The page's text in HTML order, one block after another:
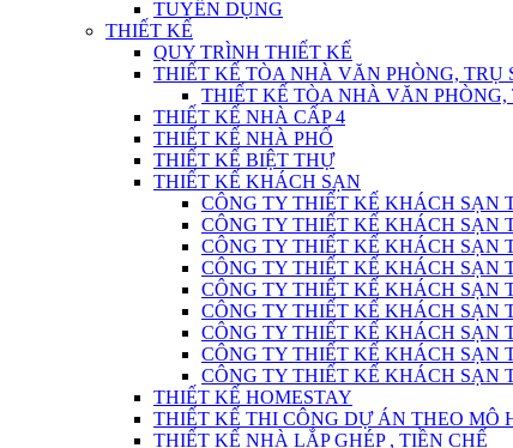
TUYỂN DỤNG
THIẾT KẾ
QUY TRÌNH THIẾT KẾ
THIẾT KẾ TÒA NHÀ VĂN PHÒNG, TRỤ
THIẾT KẾ TÒA NHÀ VĂN PHÒNG,
THIẾT KẾ NHÀ CẤP 4
THIẾT KẾ NHÀ PHỐ
THIẾT KẾ BIỆT THỰ
THIẾT KẾ KHÁCH SẠN
CÔNG TY THIẾT KẾ KHÁCH SẠN
CÔNG TY THIẾT KẾ KHÁCH SẠN
CÔNG TY THIẾT KẾ KHÁCH SẠN
CÔNG TY THIẾT KẾ KHÁCH SẠN
CÔNG TY THIẾT KẾ KHÁCH SẠN
CÔNG TY THIẾT KẾ KHÁCH SẠN
CÔNG TY THIẾT KẾ KHÁCH SẠN
CÔNG TY THIẾT KẾ KHÁCH SẠN
CÔNG TY THIẾT KẾ KHÁCH SẠN
THIẾT KẾ HOMESTAY
THIẾT KẾ THI CÔNG DỰ ÁN THEO MÔ
THIẾT KẾ NHÀ LẮP GHÉP , TIỀN CHẾ